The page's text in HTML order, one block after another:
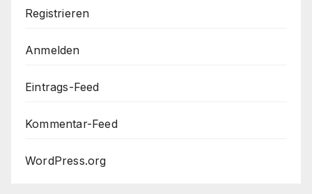
Registrieren
Anmelden
Eintrags-Feed
Kommentar-Feed
WordPress.org